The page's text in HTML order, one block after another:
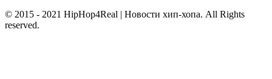
© 2015 - 2021 HipHop4Real | Новости хип-хопа. All Rights
reserved.